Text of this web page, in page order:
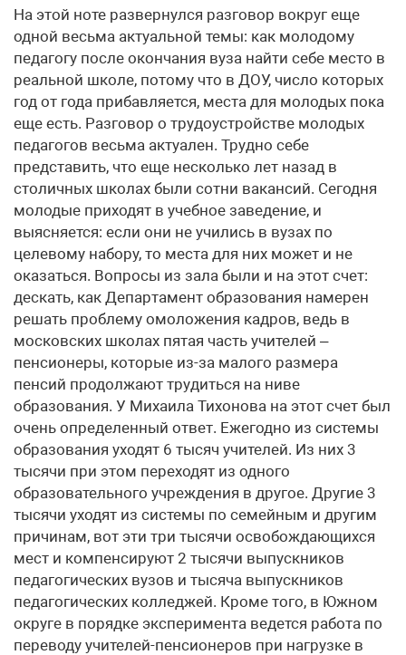
На этой ноте развернулся разговор вокруг еще
одной весьма актуальной темы: как молодому
педагогу после окончания вуза найти себе место в
реальной школе, потому что в ДОУ, число которых
год от года прибавляется, места для молодых пока
еще есть. Разговор о трудоустройстве молодых
педагогов весьма актуален. Трудно себе
представить, что еще несколько лет назад в
столичных школах были сотни вакансий. Сегодня
молодые приходят в учебное заведение, и
выясняется: если они не учились в вузах по
целевому набору, то места для них может и не
оказаться. Вопросы из зала были и на этот счет:
дескать, как Департамент образования намерен
решать проблему омоложения кадров, ведь в
московских школах пятая часть учителей –
пенсионеры, которые из-за малого размера
пенсий продолжают трудиться на ниве
образования. У Михаила Тихонова на этот счет был
очень определенный ответ. Ежегодно из системы
образования уходят 6 тысяч учителей. Из них 3
тысячи при этом переходят из одного
образовательного учреждения в другое. Другие 3
тысячи уходят из системы по семейным и другим
причинам, вот эти три тысячи освобождающихся
мест и компенсируют 2 тысячи выпускников
педагогических вузов и тысяча выпускников
педагогических колледжей. Кроме того, в Южном
округе в порядке эксперимента ведется работа по
переводу учителей-пенсионеров при нагрузке в